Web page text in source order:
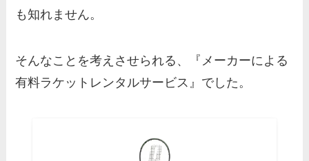
も知れません。
そんなことを考えさせられる、『メーカーによる
有料ラケットレンタルサービス』でした。